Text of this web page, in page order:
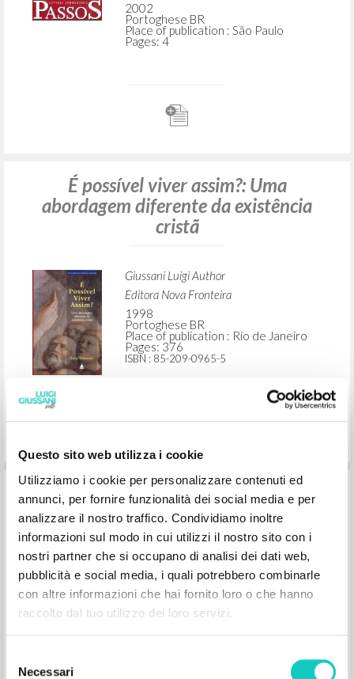
Questo sito web utilizza i cookie
Utilizziamo i cookie per personalizzare contenuti ed
annunci, per fornire funzionalità dei social media e per
analizzare il nostro traffico. Condividiamo inoltre
informazioni sul modo in cui utilizzi il nostro sito con i
nostri partner che si occupano di analisi dei dati web,
pubblicità e social media, i quali potrebbero combinarle
con altre informazioni che hai fornito loro o che hanno
raccolto dal tuo utilizzo dei loro servizi.
delNecessari
2002
Portoghese BR
Place of publication : São Paulo
Pages: 4
É possível viver assim?: Uma
abordagem diferente da existência
cristã
Giussani Luigi Author
Editora Nova Fronteira
1998
Portoghese BR
Place of publication : Rio de Janeiro
Pages: 376
ISBN : 85-209-0965-5
Educar é um risco: Como criação de
personalidade e de história
Giussani Luigi Author
Lobkowicz Nikolaus Preface
EDUSC
2004